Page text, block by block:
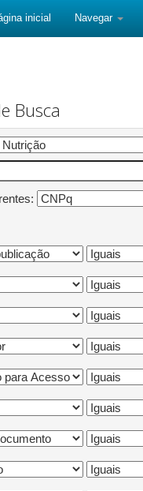
inicial Navegar
Busca